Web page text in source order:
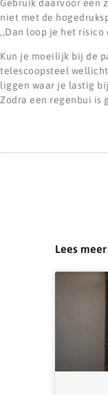
Gebruik daarvoor een
niet met de
,,Dan loop je het risico
Kun je moeilijk bij de
telescoopsteel
liggen waar je lastig
Zodra een regenbui is
Lees meer